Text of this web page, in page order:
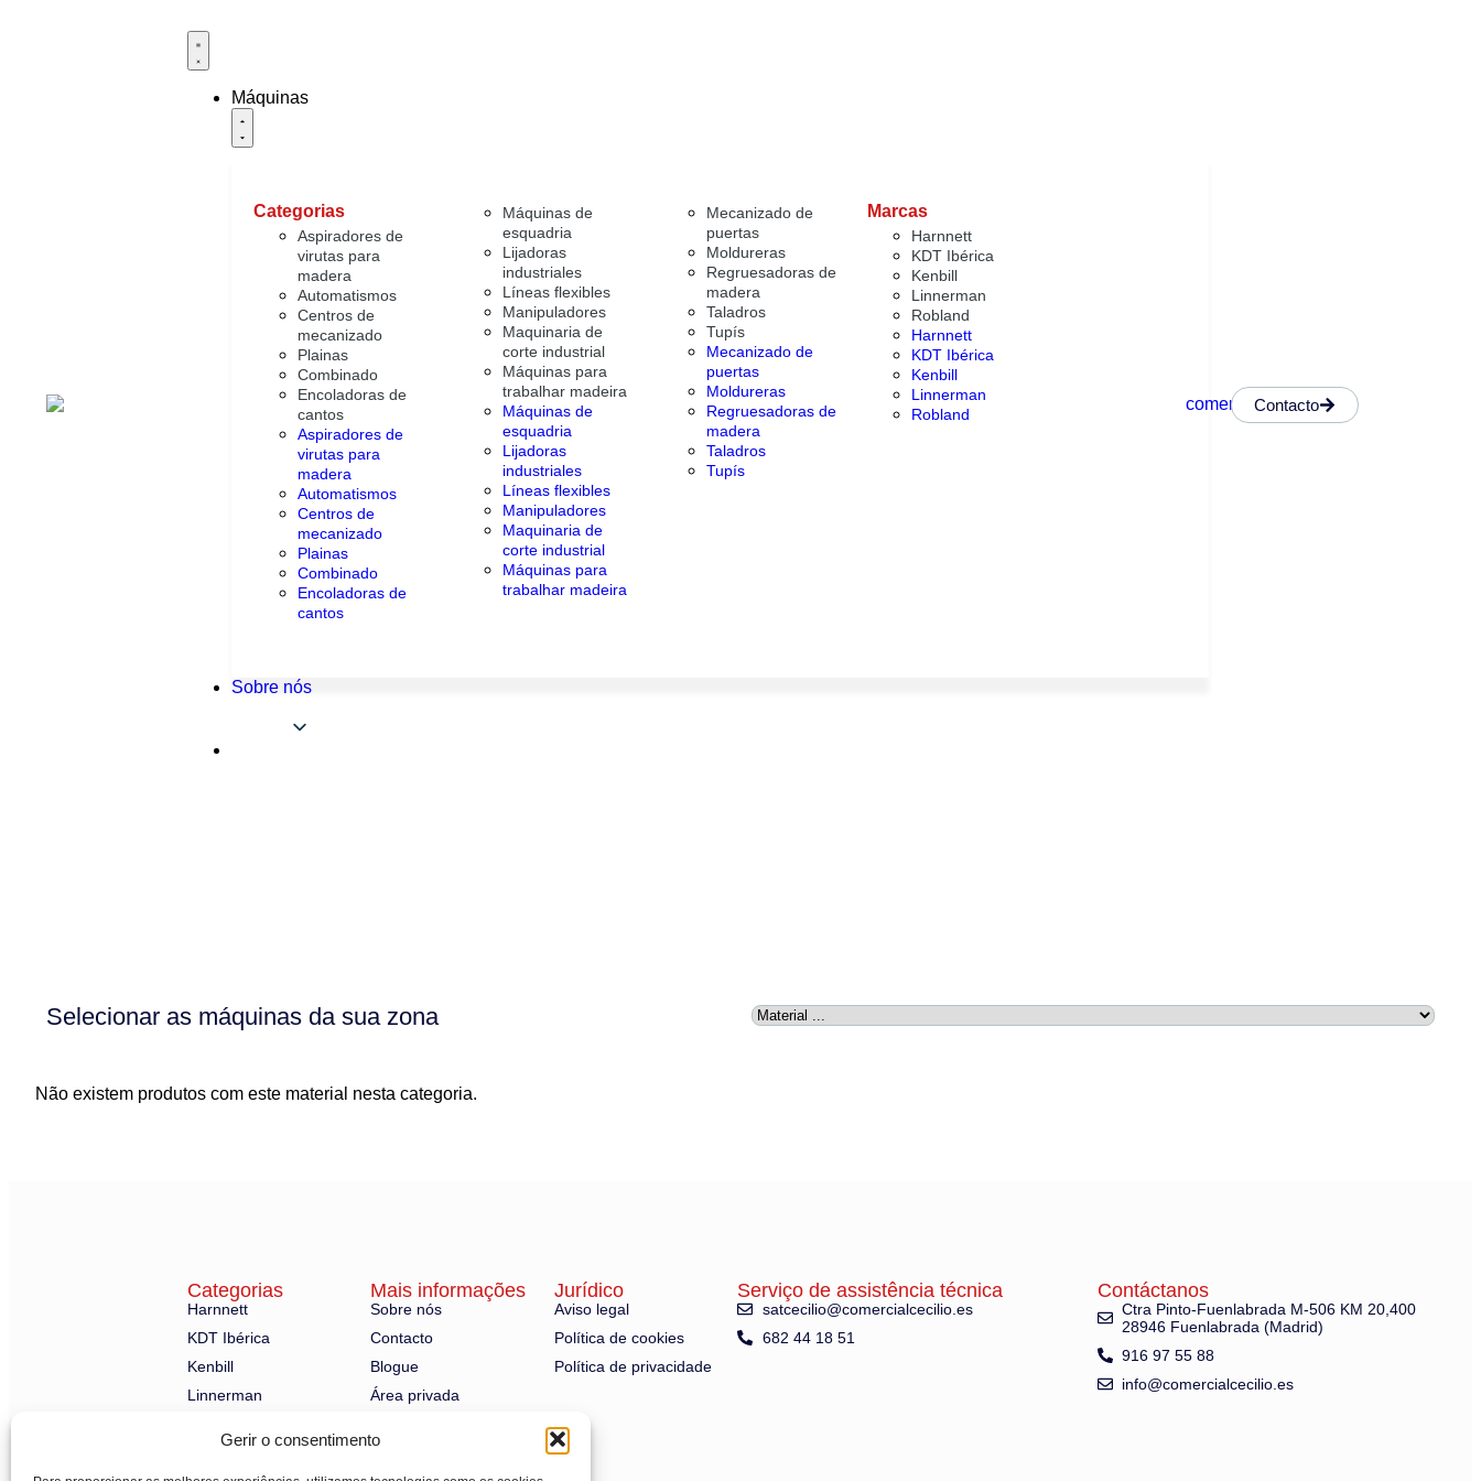
Gerir o consentimento
Máquinas
Categorias
Aspiradores de
virutas para
madera
Automatismos
Centros de
mecanizado
Plainas
Combinado
Encoladoras de
cantos
Aspiradores de
virutas para
madera
Automatismos
Centros de
mecanizado
Plainas
Combinado
Encoladoras de
cantos
Máquinas de
esquadria
Lijadoras
industriales
Líneas flexibles
Manipuladores
Maquinaria de
corte industrial
Máquinas para
trabalhar madeira
Máquinas de
esquadria
Lijadoras
industriales
Líneas flexibles
Manipuladores
Maquinaria de
corte industrial
Máquinas para
trabalhar madeira
Mecanizado de
puertas
Moldureras
Regruesadoras de
madera
Taladros
Tupís
Mecanizado de
puertas
Moldureras
Regruesadoras de
madera
Taladros
Tupís
Marcas
Harnnett
KDT Ibérica
Kenbill
Linnerman
Robland
Harnnett
KDT Ibérica
Kenbill
Linnerman
Robland
Sobre nós
Contacto
Selecionar as máquinas da sua zona
Não existem produtos com este material nesta categoria.
Categorias
Harnnett
KDT Ibérica
Kenbill
Linnerman
Mais informações
Sobre nós
Contacto
Blogue
Área privada
Jurídico
Aviso legal
Política de cookies
Política de privacidade
Serviço de assistência técnica
satcecilio@comercialcecilio.es
682 44 18 51
Contáctanos
Ctra Pinto-Fuenlabrada M-506 KM 20,400
28946 Fuenlabrada (Madrid)
916 97 55 88
info@comercialcecilio.es